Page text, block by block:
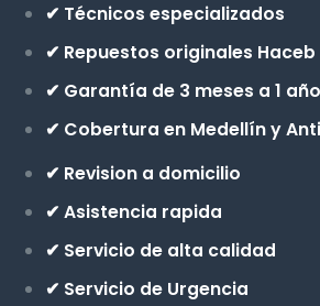
✔ Técnicos especializados
✔ Repuestos originales Haceb
✔ Garantía de 3 meses a 1 año
✔ Cobertura en Medellín y
✔ Revision a domicilio
✔ Asistencia rapida
✔ Servicio de alta calidad
✔ Servicio de Urgencia